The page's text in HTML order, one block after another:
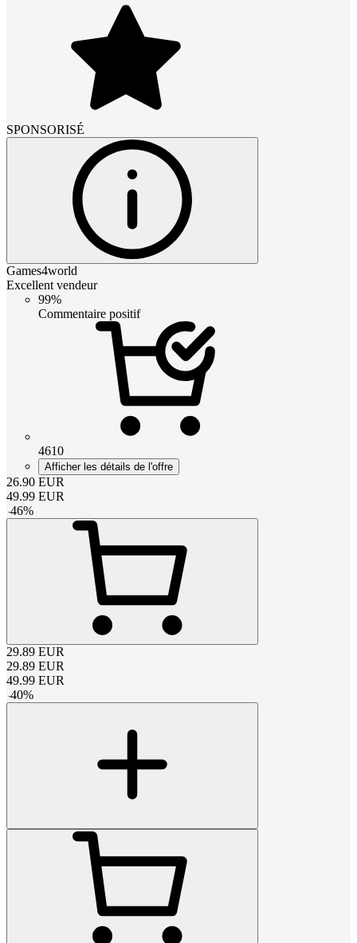
SPONSORISÉ
Games4world
Excellent vendeur
99%
Commentaire positif
4610
Afficher les détails de l'offre
26.90 EUR
49.99 EUR
-46%
29.89 EUR
29.89 EUR
49.99 EUR
-40%